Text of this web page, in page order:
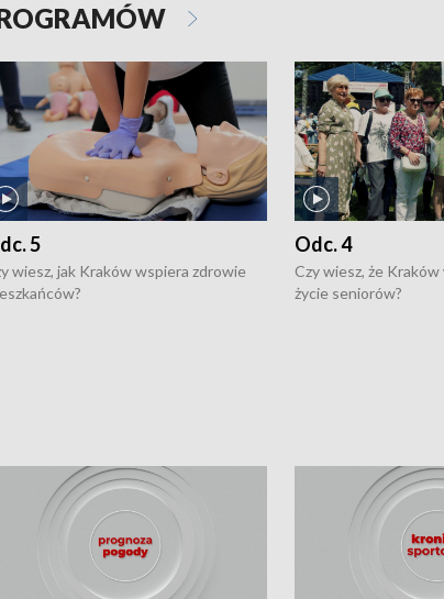
5
wiesz, jak Kraków wspiera zdrowie
Odc. 4
Czy wiesz, że
życie seniorów?